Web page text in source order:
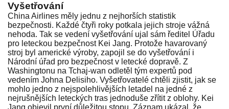
Vyšetřování
China Airlines měly jednu z nejhorších statistik
bezpečnosti. Každé čtyři roky potkala jejich stroje vážná
nehoda. Tak se vedení vyšetřování ujal sám ředitel Úřadu
pro leteckou bezpečnost Kei Jang. Protože havarovaný
stroj byl americké výroby, zapojil se do vyšetřování i
Národní úřad pro bezpečnost v letecké dopravě. Z
Washingtonu na Tchaj-wan odletěl tým expertů pod
vedením Johna Delisiho. Vyšetřovatelé chtěli zjistit, jak se
mohlo jedno z nejspolehlivějších letadel na jedné z
nejrušnějších leteckých tras jednoduše zřítit z oblohy. Kei